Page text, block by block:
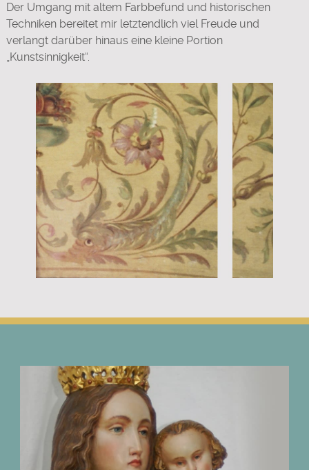
Der Umgang mit altem Farbbefund und historischen
Techniken bereitet mir letztendlich viel Freude und
verlangt darüber hinaus eine kleine Portion
„Kunstsinnigkeit“.